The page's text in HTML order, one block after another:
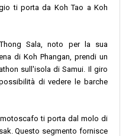
ti porta da Koh Tao a Koh
Sala, noto per la sua
di Koh Phangan, prendi un
sull'isola di Samui. Il giro
di vedere le barche
ti porta dal molo di
Questo segmento fornisce